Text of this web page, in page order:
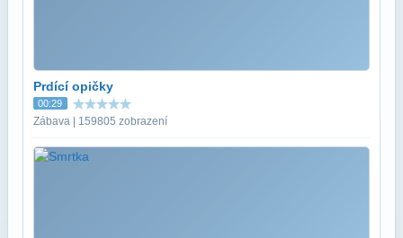
Prdící opičky
00:29
Zábava | 159805 zobrazení